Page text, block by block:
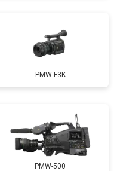
PMW-F3K
PMW-500